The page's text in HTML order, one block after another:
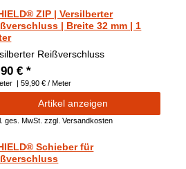
ZIP | Versilberter
| Breite 32 mm | 1
Reißverschluss
€ *
| 59,90 € / Meter
Artikel anzeigen
ges. MwSt. zzgl.Versandkosten
Schieber für